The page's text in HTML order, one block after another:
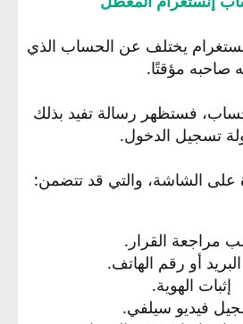
يختلف عن الحساب الذي
صاحبه مؤقتًا.
فستظهر رسالة تفيد بذلك
تسجيل الدخول.
على الشاشة، والتي قد تتضمن:
مراجعة القرار.
البريد أو رقم الهاتف.
إثبات الهوية.
فيديو سيلفي.